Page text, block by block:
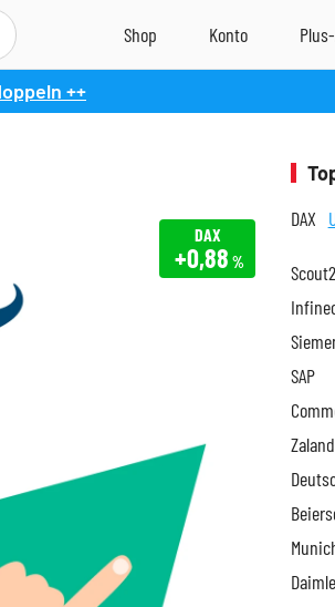
++
DAX
+0,88 %
DAX
SAP